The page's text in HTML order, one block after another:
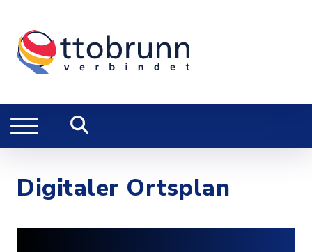
Digitaler Ortsplan